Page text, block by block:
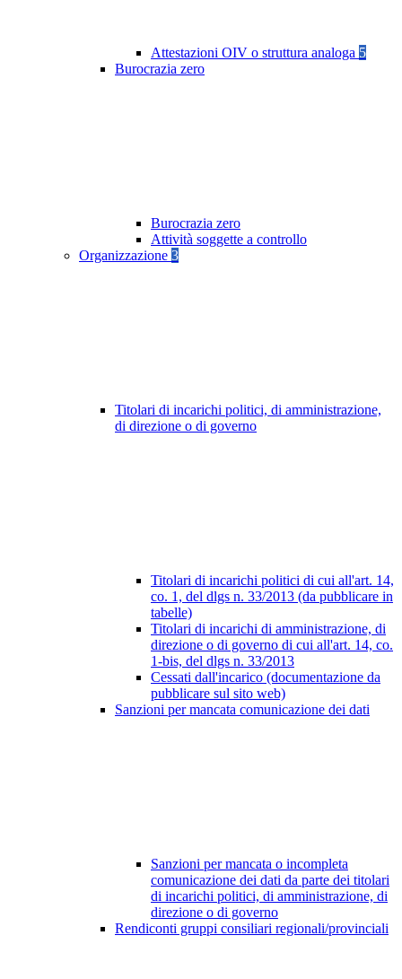
Attestazioni OIV o struttura analoga 5
Burocrazia zero
Burocrazia zero
Attività soggette a controllo
Organizzazione 3
Titolari di incarichi politici, di amministrazione,
di direzione o di governo
Titolari di incarichi politici di cui all'art. 14,
co. 1, del dlgs n. 33/2013 (da pubblicare in
tabelle)
Titolari di incarichi di amministrazione, di
direzione o di governo di cui all'art. 14, co.
1-bis, del dlgs n. 33/2013
Cessati dall'incarico (documentazione da
pubblicare sul sito web)
Sanzioni per mancata comunicazione dei dati
Sanzioni per mancata o incompleta
comunicazione dei dati da parte dei titolari
di incarichi politici, di amministrazione, di
direzione o di governo
Rendiconti gruppi consiliari regionali/provinciali